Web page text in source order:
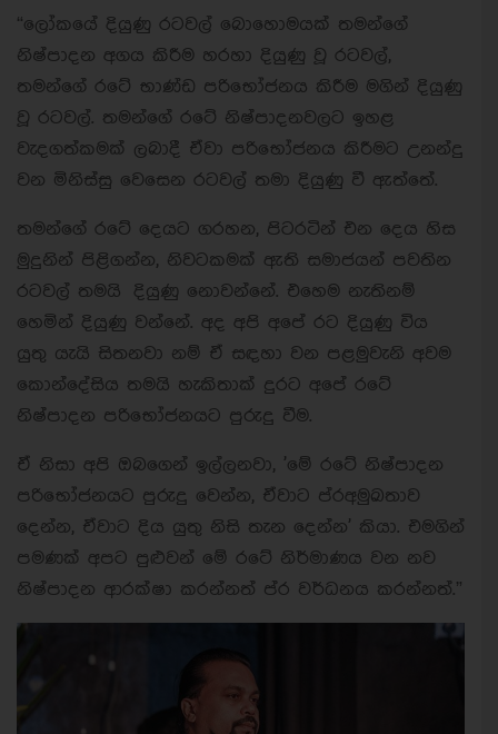
“ලෝකයේ දියුණු රටවල් බොහොමයක් තමන්ගේ
නිෂ්පාදන අගය කිරීම හරහා දියුණු වූ රටවල්,
තමන්ගේ රටේ භාණ්ඩ පරිභෝජනය කිරීම මගින් දියුණු
වූ රටවල්. තමන්ගේ රටේ නිෂ්පාදනවලට ඉහළ
වැදගත්කමක් ලබාදී ඒවා පරිභෝජනය කිරීමට උනන්දු
වන මිනිස්සු වෙසෙන රටවල් තමා දියුණු වී ඇත්තේ.
තමන්ගේ රටේ දෙයට ගරහන, පිටරටින් එන දෙය හිස
මුදුනින් පිළිගන්න, නිවටකමක් ඇති සමාජයන් පවතින
රටවල් තමයි දියුණු නොවන්නේ. එහෙම නැතිනම්
හෙමින් දියුණු වන්නේ. අද අපි අපේ රට දියුණු විය
යුතු යැයි සිතනවා නම් ඒ සඳහා වන පළමුවැනි අවම
කොන්දේසිය තමයි හැකිතාක් දුරට අපේ රටේ
නිෂ්පාදන පරිභෝජනයට පුරුදු වීම.
ඒ නිසා අපි ඔබගෙන් ඉල්ලනවා, 'මේ රටේ නිෂ්පාදන
පරිභෝජනයට පුරුදු වෙන්න, ඒවාට ප්රඅමුඛතාව
දෙන්න, ඒවාට දිය යුතු නිසි තැන දෙන්න' කියා. එමගින්
පමණක් අපට පුළුවන් මේ රටේ නිර්මාණය වන නව
නිෂ්පාදන ආරක්ෂා කරන්නත් ප්ර වර්ධනය කරන්නත්.”